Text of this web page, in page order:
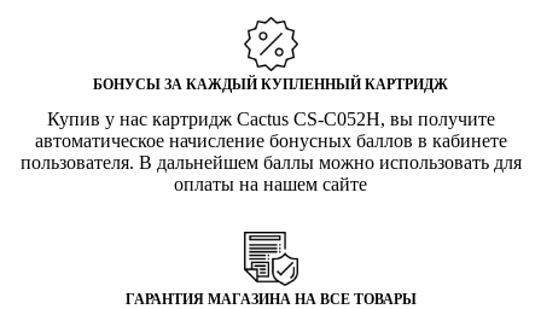
БОНУСЫ ЗА КАЖДЫЙ КУПЛЕННЫЙ КАРТРИДЖ
Купив у нас картридж Cactus CS-C052H, вы получите
автоматическое начисление бонусных баллов в кабинете
пользователя. В дальнейшем баллы можно использовать для
оплаты на нашем сайте
ГАРАНТИЯ МАГАЗИНА НА ВСЕ ТОВАРЫ